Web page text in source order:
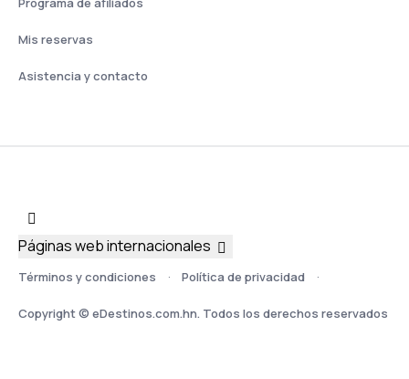
Mis reservas
Asistencia y contacto
Términos y condiciones Política de privacidad
Copyright © eDestinos.com.hn. Todos los derechos reservados
Páginas web internacionales